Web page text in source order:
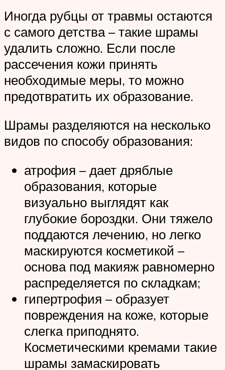
Иногда рубцы от травмы остаются
с самого детства – такие шрамы
удалить сложно. Если после
рассечения кожи принять
необходимые меры, то можно
предотвратить их образование.
Шрамы разделяются на несколько
видов по способу образования:
атрофия – дает дряблые
образования, которые
визуально выглядят как
глубокие бороздки. Они тяжело
поддаются лечению, но легко
маскируются косметикой –
основа под макияж равномерно
распределяется по складкам;
гипертрофия – образует
повреждения на коже, которые
слегка приподнято.
Косметическими кремами такие
шрамы замаскировать